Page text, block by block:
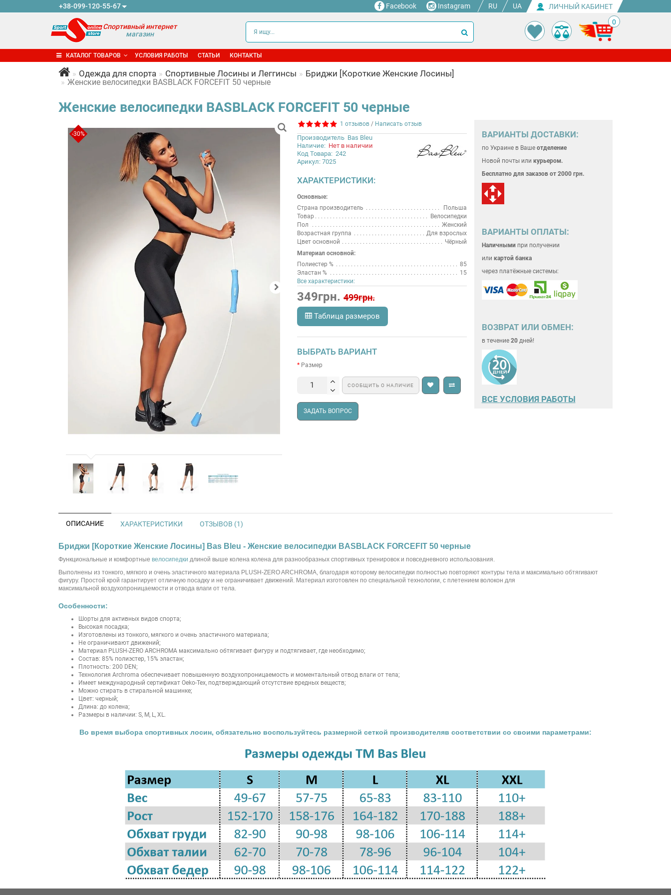
+38-099-120-55-67 Facebook Instagram RU UA ЛИЧНЫЙ КАБИНЕТ
Спортивный интернет
магазин
0
КАТАЛОГ ТОВАРОВ УСЛОВИЯ РАБОТЫ СТАТЬИ КОНТАКТЫ
Одежда для спорта Спортивные Лосины и Леггинсы Бриджи [Короткие Женские Лосины]
Женские велосипедки BASBLACK FORCEFIT 50 черные
Женские велосипедки BASBLACK FORCEFIT 50 черные
-30%
1 отзывов / Написать отзыв
Производитель Bas Bleu
Наличие: Нет в наличии
Код Товара: 242
Арикул: 7025
ХАРАКТЕРИСТИКИ:
Основные:
Страна производитель
Польша
Товар
Велосипедки
Пол
Женский
Возрастная группа
Для взрослых
Цвет основной
Чёрный
Материал основной:
Полиестер %
85
Эластан %
15
Все характеристики:
349грн. 499грн.
Таблица размеров
ВЫБРАТЬ ВАРИАНТ
Размер
СООБЩИТЬ О НАЛИЧИЕ
ЗАДАТЬ ВОПРОС
ВАРИАНТЫ ДОСТАВКИ:
по Украине в Ваше отделение
Новой почты или курьером.
Бесплатно для заказов от 2000 грн.
ВАРИАНТЫ ОПЛАТЫ:
Наличнымипри получении
или картой банка
через платёжные системы:
ВОЗВРАТ ИЛИ ОБМЕН:
в течение 20дней!
ВСЕ УСЛОВИЯ РАБОТЫ
ОПИСАНИЕ ХАРАКТЕРИСТИКИ ОТЗЫВОВ (1)
Бриджи [Короткие Женские Лосины] Bas Bleu - Женские велосипедки BASBLACK FORCEFIT 50 черные
Функциональные и комфортные велосипедки длиной выше колена колена для разнообразных спортивных тренировок и повседневного использования.
Выполнены из тонкого, мягкого и очень эластичного материала PLUSH-ZERO ARCHROMA, благодаря которому велосипедки полностью повторяют контуры тела и максимально обтягивают
фигуру. Простой крой гарантирует отличную посадку и не ограничивает движений. Материал изготовлен по специальной технологии, с плетением волокон для
максимальной воздухопроницаемости и отвода влаги от тела.
Особенности:
Шорты для активных видов спорта;
Высокая посадка;
Изготовлены из тонкого, мягкого и очень эластичного материала;
Не ограничивают движений;
Материал PLUSH-ZERO ARCHROMA максимально обтягивает фигуру и подтягивает, где необходимо;
Состав: 85% полиэстер, 15% эластан;
Плотность: 200 DEN;
Технология Archroma обеспечивает повышенную воздухопроницаемость и моментальный отвод влаги от тела;
Имеет международный сертификат Oeko-Tex, подтверждающий отсутствие вредных веществ;
Можно стирать в стиральной машинке;
Цвет: черный;
Длина: до колена;
Размеры в наличии: S, M, L, XL.
Во время выбора спортивных лосин, обязательно воспользуйтесь размерной сеткой производителяв соответствии со своими параметрами: